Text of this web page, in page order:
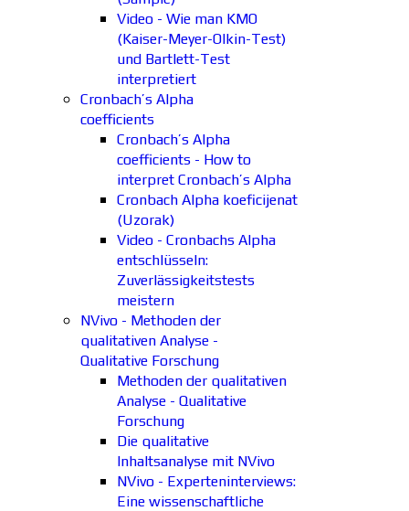
Video - Wie man KMO
(Kaiser-Meyer-Olkin-Test)
und Bartlett-Test
interpretiert
Cronbach’s Alpha
coefficients
Cronbach’s Alpha
coefficients - How to
interpret Cronbach’s Alpha
Cronbach Alpha koeficijenat
(Uzorak)
Video - Cronbachs Alpha
entschlüsseln:
Zuverlässigkeitstests
meistern
NVivo - Methoden der
qualitativen Analyse -
Qualitative Forschung
Methoden der qualitativen
Analyse - Qualitative
Forschung
Die qualitative
Inhaltsanalyse mit NVivo
NVivo - Experteninterviews:
Eine wissenschaftliche